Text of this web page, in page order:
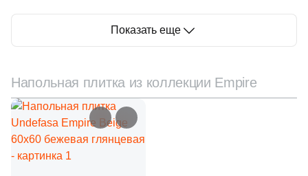
Показать еще
Напольная плитка из коллекции Empire